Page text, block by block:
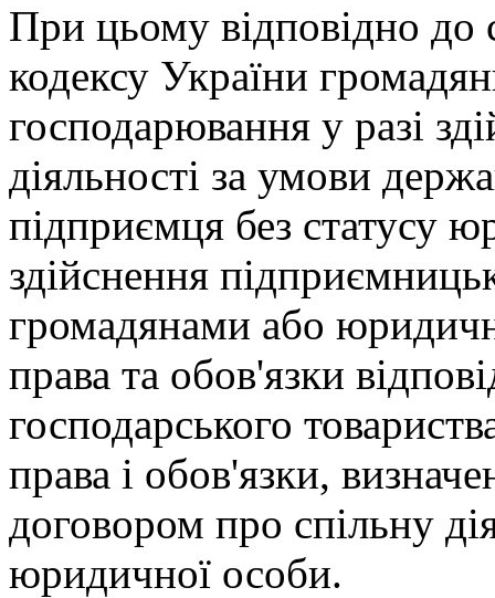
При цьому відповідно до
кодексу України
господарювання у разі
діяльності за умови
підприємця без статусу
здійснення
громадянами або
права та обов'язки
господарського
права і обов'язки,
договором про спільну
юридичної особи.